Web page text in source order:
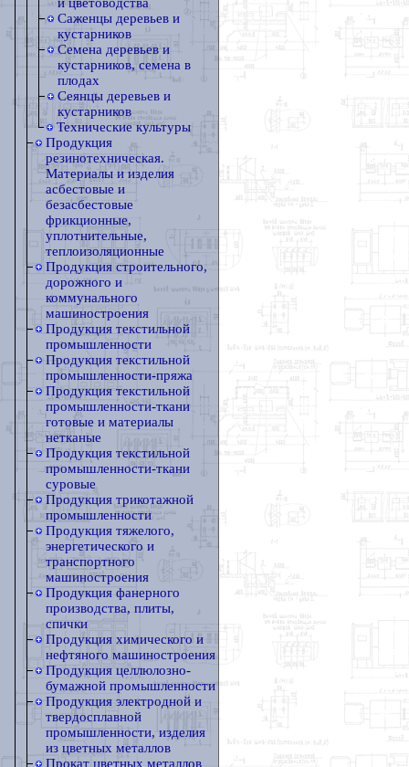
Саженцы деревьев и
кустарников
Семена деревьев и
кустарников, семена в
плодах
Сеянцы деревьев и
кустарников
Технические культуры
Продукция
резинотехническая.
Материалы и изделия
асбестовые и
безасбестовые
фрикционные,
уплотнительные,
теплоизоляционные
Продукция строительного,
дорожного и
коммунального
машиностроения
Продукция текстильной
промышленности
Продукция текстильной
промышленности-пряжа
Продукция текстильной
промышленности-ткани
готовые и материалы
нетканые
Продукция текстильной
промышленности-ткани
суровые
Продукция трикотажной
промышленности
Продукция тяжелого,
энергетического и
транспортного
машиностроения
Продукция фанерного
производства, плиты,
спички
Продукция химического и
нефтяного машиностроения
Продукция целлюлозно-
бумажной промышленности
Продукция электродной и
твердосплавной
промышленности, изделия
из цветных металлов
Прокат цветных металлов